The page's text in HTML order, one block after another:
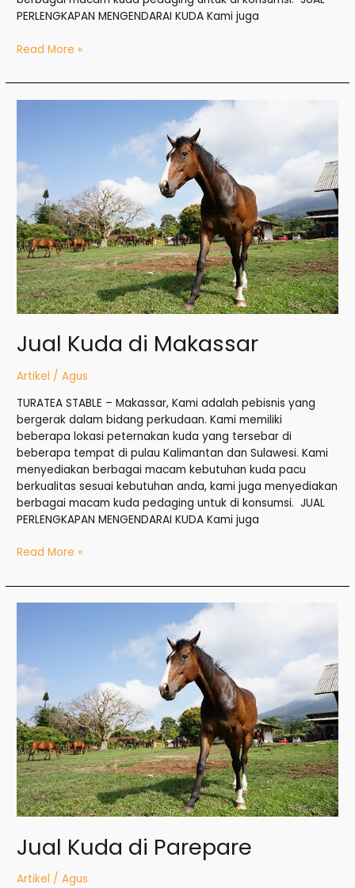
PERLENGKAPAN MENGENDARAI KUDA Kami juga
Read More »
Jual Kuda di Makassar
Artikel /Agus
TURATEA STABLE – Makassar, Kami adalah pebisnis yang
bergerak dalam bidang perkudaan. Kami memiliki
beberapa lokasi peternakan kuda yang tersebar di
beberapa tempat di pulau Kalimantan dan Sulawesi. Kami
menyediakan berbagai macam kebutuhan kuda pacu
berkualitas sesuai kebutuhan anda, kami juga menyediakan
berbagai macam kuda pedaging untuk di konsumsi. JUAL
PERLENGKAPAN MENGENDARAI KUDA Kami juga
Read More »
Jual Kuda di Parepare
Artikel /Agus
Parepare